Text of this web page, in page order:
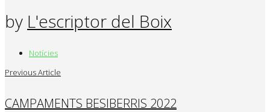
by L'escriptor del Boix
Notícies
Previous Article
CAMPAMENTS BESIBERRIS 2022